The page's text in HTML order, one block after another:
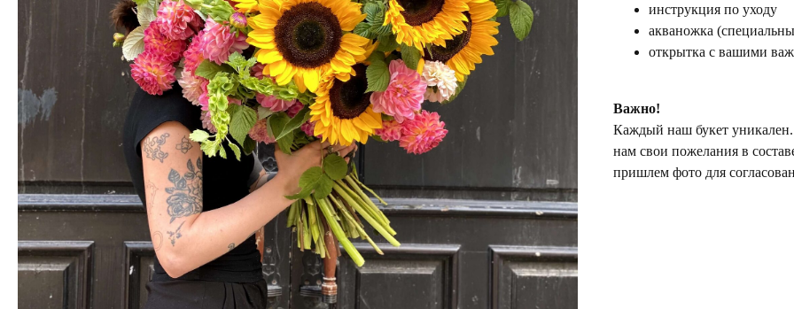
инструкция по уходу
акваножка
открытка с вашими
Важно!
Каждый наш букет
нам свои пожелания в
пришлем фото для